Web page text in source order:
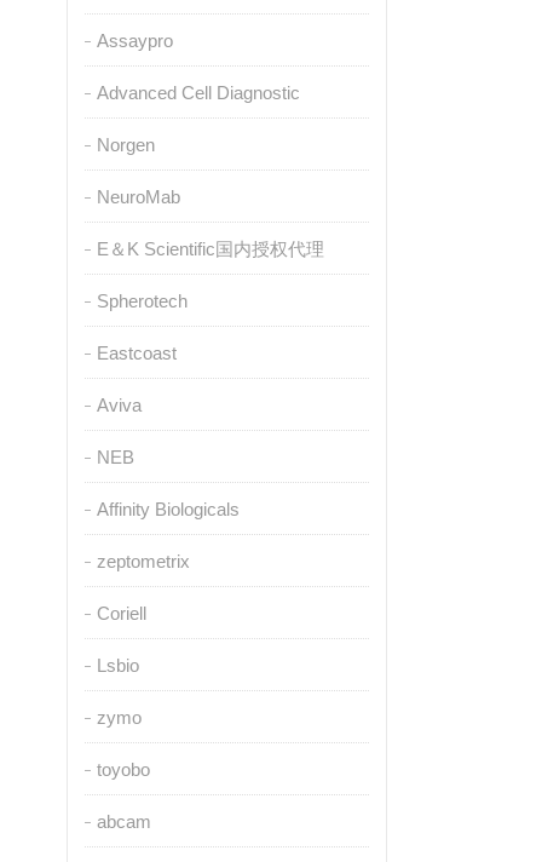
Assaypro
Advanced Cell Diagnostic
Norgen
NeuroMab
E＆K Scientific国内授权代理
Spherotech
Eastcoast
Aviva
NEB
Affinity Biologicals
zeptometrix
Coriell
Lsbio
zymo
toyobo
abcam